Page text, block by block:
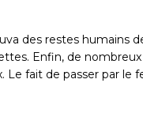
des restes humains
Enfin, de
fait de passer par le